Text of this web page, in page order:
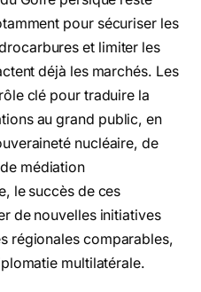
pour sécuriser les
et limiter les
déjà les marchés. Les
clé pour traduire la
au grand public, en
nucléaire, de
médiation
le succès de ces
de nouvelles initiatives
régionales comparables,
multilatérale.